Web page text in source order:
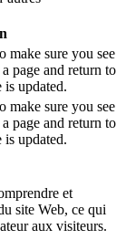
make sure you see
page and return to
is updated.
make sure you see
page and return to
is updated.
et
site Web, ce qui
aux visiteurs.